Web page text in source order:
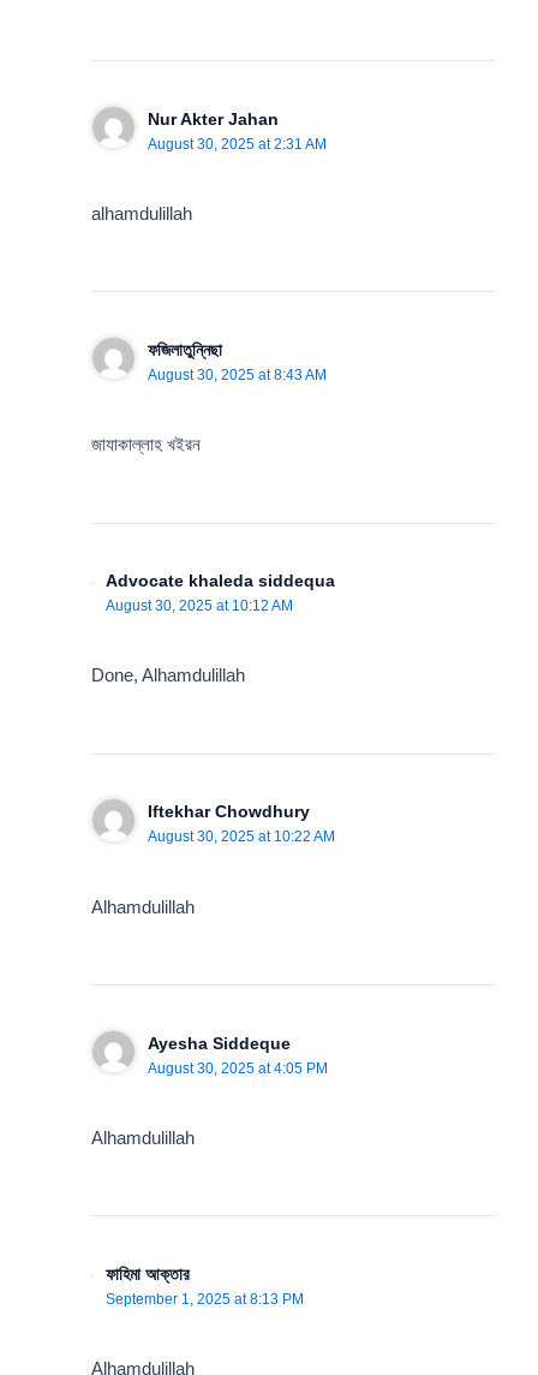
Nur Akter Jahan
August 30, 2025 at 2:31 AM
alhamdulillah
ফজিলাতুন্নিছা
August 30, 2025 at 8:43 AM
জাযাকাল্লাহ খইরন
Advocate khaleda siddequa
August 30, 2025 at 10:12 AM
Done, Alhamdulillah
Iftekhar Chowdhury
August 30, 2025 at 10:22 AM
Alhamdulillah
Ayesha Siddeque
August 30, 2025 at 4:05 PM
Alhamdulillah
ফাহিমা আক্তার
September 1, 2025 at 8:13 PM
Alhamdulillah